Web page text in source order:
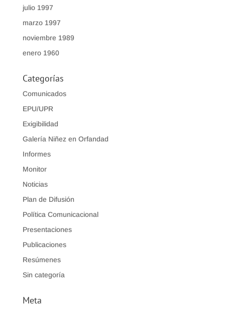
julio 1997
marzo 1997
noviembre 1989
enero 1960
Categorías
Comunicados
EPU/UPR
Exigibilidad
Galería Niñez en Orfandad
Informes
Monitor
Noticias
Plan de Difusión
Política Comunicacional
Presentaciones
Publicaciones
Resúmenes
Sin categoría
Meta